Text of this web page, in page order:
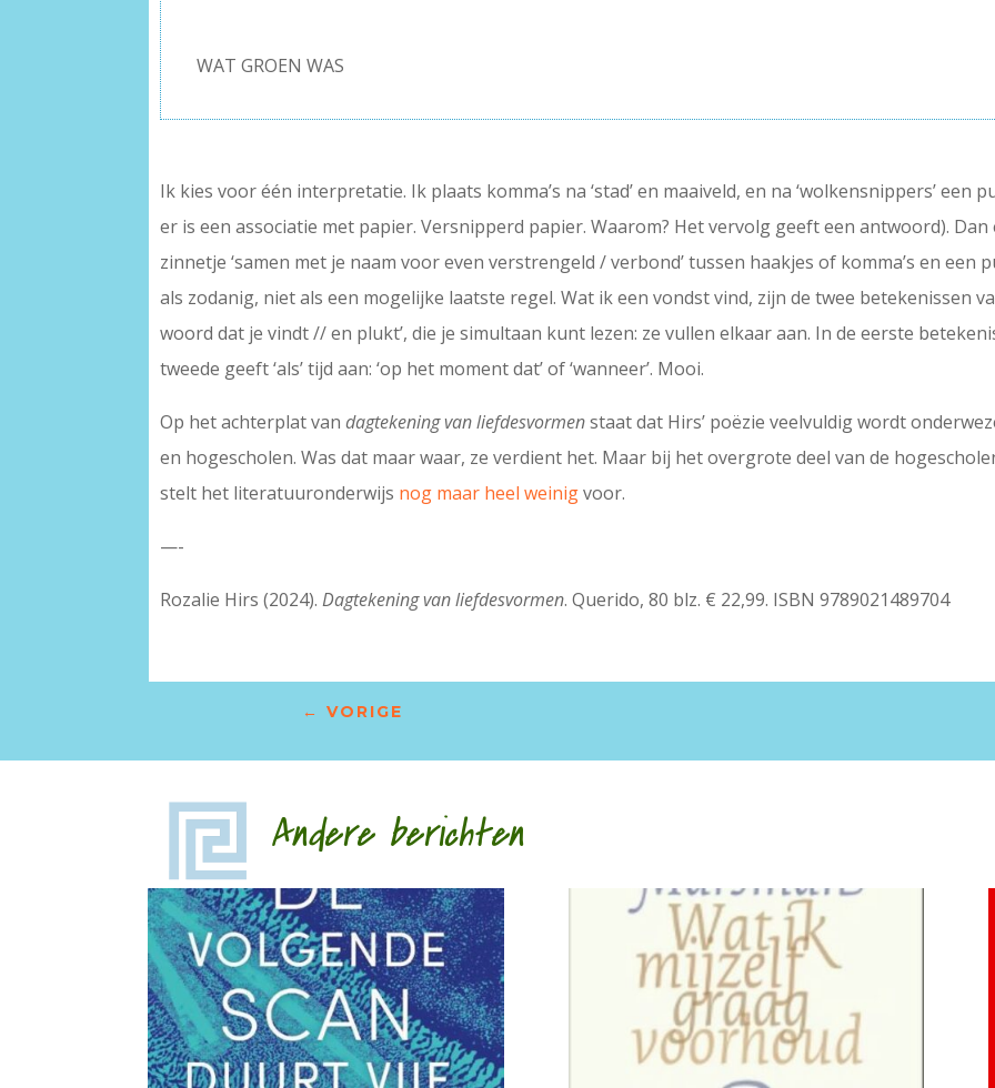
WAT GROEN WAS
Ik kies voor één interpretatie. Ik plaats komma’s na ‘stad’ en maaiveld, en na ‘wolkensnippers’ een
er is een associatie met papier. Versnipperd papier. Waarom? Het vervolg geeft een antwoord). Dan
zinnetje ‘samen met je naam voor even verstrengeld / verbond’ tussen haakjes of komma’s en een
als zodanig, niet als een mogelijke laatste regel. Wat ik een vondst vind, zijn de twee betekenissen
woord dat je vindt // en plukt’, die je simultaan kunt lezen: ze vullen elkaar aan. In de eerste
tweede geeft ‘als’ tijd aan: ‘op het moment dat’ of ‘wanneer’. Mooi.
Op het achterplat vandagtekening van liefdesvormenstaat dat Hirs’ poëzie veelvuldig wordt
en hogescholen. Was dat maar waar, ze verdient het. Maar bij het overgrote deel van de
stelt het literatuuronderwijs nog maar heel weinigvoor.
—-
Rozalie Hirs (2024).Dagtekening van liefdesvormen. Querido, 80 blz. € 22,99. ISBN 9789021489704
← VORIGE
Andere berichten